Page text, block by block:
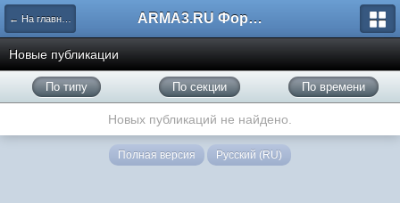
← На главную ARMA3.RU Форум
Новые публикации
По типу По секции По времени
Новых публикаций не найдено.
Полная версия Русский (RU)